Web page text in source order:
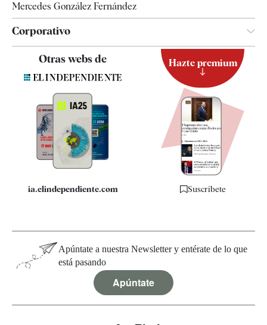
Mercedes González Fernández
Corporativo
Contacto
Quiénes somos
Especificaciones
Otras webs de
ia.elindependiente.com
Hazte premium
Suscríbete
Apúntate a nuestra Newsletter y entérate de lo que
está pasando
Apúntate